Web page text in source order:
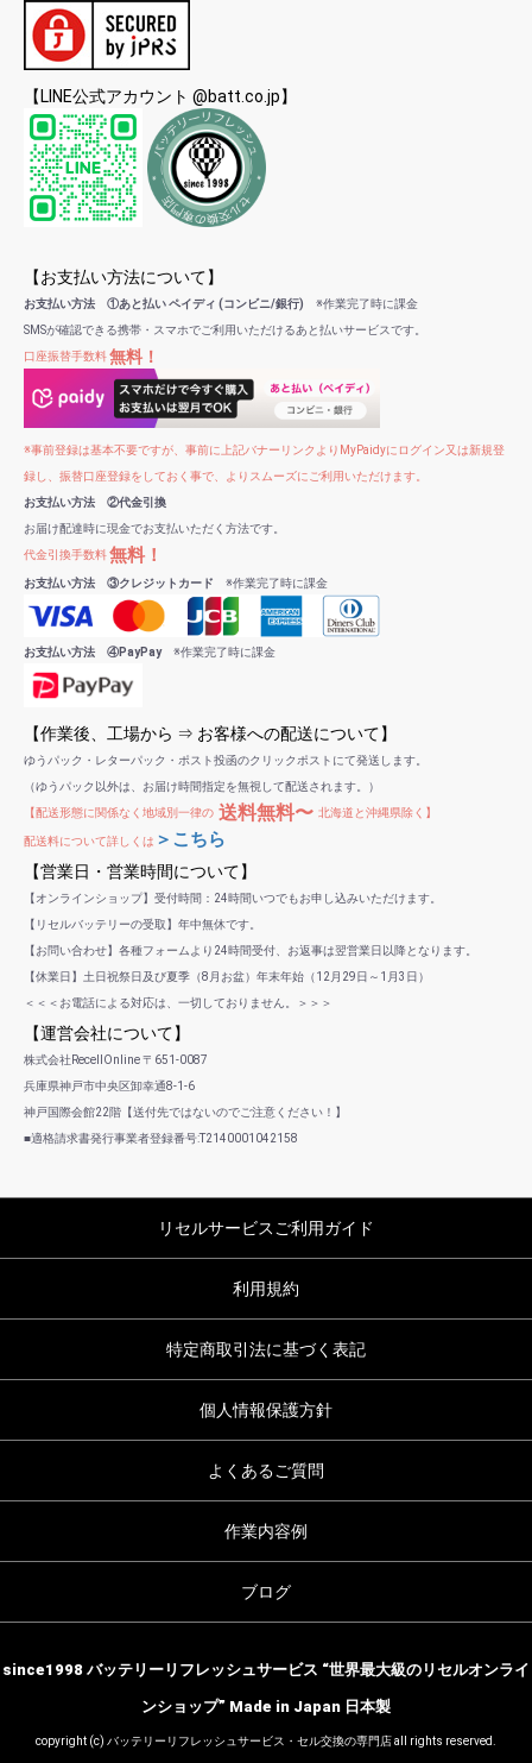
【LINE公式アカウント @batt.co.jp】
【お支払い方法について】
お支払い方法 ①あと払い ペイディ (コンビニ/銀行) ※作業完了時に課金
SMSが確認できる携帯・スマホでご利用いただけるあと払いサービスです。
口座振替手数料無料！
※事前登録は基本不要ですが、事前に上記バナーリンクよりMyPaidyにログイン又は新規登
録し、振替口座登録をしておく事で、よりスムーズにご利用いただけます。
お支払い方法 ②代金引換
お届け配達時に現金でお支払いただく方法です。
代金引換手数料無料！
お支払い方法 ③クレジットカード ※作業完了時に課金
お支払い方法 ④PayPay※作業完了時に課金
【作業後、工場から ⇒ お客様への配送について】
ゆうパック・レターパック・ポスト投函のクリックポストにて発送します。
（ゆうパック以外は、お届け時間指定を無視して配送されます。）
【配送形態に関係なく地域別一律の 送料無料〜 北海道と沖縄県除く】
配送料について詳しくは ＞こちら
【営業日・営業時間について】
【オンラインショップ】受付時間：24時間いつでもお申し込みいただけます。
【リセルバッテリーの受取】年中無休です。
【お問い合わせ】各種フォームより24時間受付、お返事は翌営業日以降となります。
【休業日】土日祝祭日及び夏季（8月お盆）年末年始（12月29日～1月3日）
＜＜＜お電話による対応は、一切しておりません。＞＞＞
【運営会社について】
株式会社RecellOnline 〒651-0087
兵庫県神戸市中央区卸幸通8-1-6
神戸国際会館22階【送付先ではないのでご注意ください！】
■適格請求書発行事業者登録番号:T2140001042158
リセルサービスご利用ガイド
利用規約
特定商取引法に基づく表記
個人情報保護方針
よくあるご質問
作業内容例
ブログ
since1998 バッテリーリフレッシュサービス “世界最大級のリセルオンライ
ンショップ” Made in Japan 日本製
copyright (c) バッテリーリフレッシュサービス・セル交換の専門店 all rights reserved.